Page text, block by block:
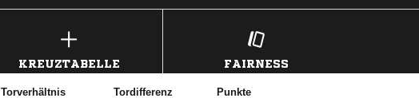
KREUZTABELLE FAIRNESS
Torverhältnis Tordifferenz Punkte